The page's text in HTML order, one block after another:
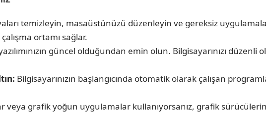
temizleyin, masaüstünüzü düzenleyin ve gereksiz
ortamı sağlar.
güncel olduğundan emin olun. Bilgisayarınızı
Bilgisayarınızın başlangıcında otomatik olarak çalışan
veya grafik yoğun uygulamalar kullanıyorsanız, grafik